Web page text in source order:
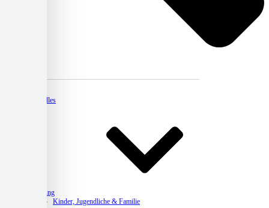
Aktuelles
Beratung
Kinder, Jugendliche & Familie